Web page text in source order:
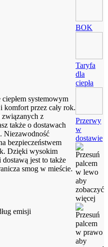
systemowym
komfort przez cały rok.
związanych z
także o dostawach
Niezawodność
bezpieczeństwem
Dzięki wysokim
jest to także
smog w mieście.
emisji
BOK
Taryfa
dla
ciepła
Przerwy
w
dostawie